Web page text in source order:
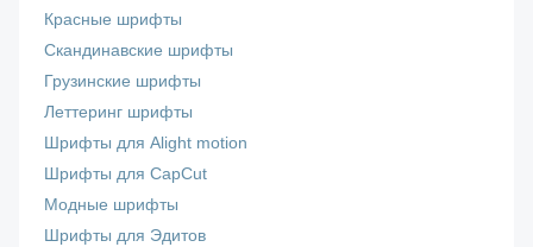
Красные шрифты
Скандинавские шрифты
Грузинские шрифты
Леттеринг шрифты
Шрифты для Alight motion
Шрифты для CapCut
Модные шрифты
Шрифты для Эдитов